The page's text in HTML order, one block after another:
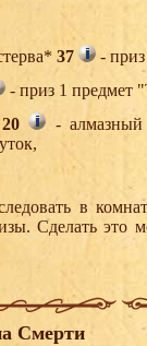
37
-
- приз 1 предмет
20
-
в
Сделать это
Смерти